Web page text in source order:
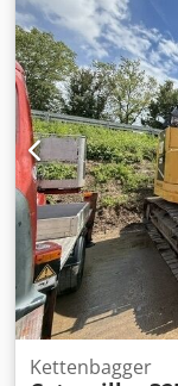
* Einsatzgewicht:
(Transportlänge:
Transporthöhe:
Compact Radius)
Zusatzhydraulik *
Kettenbagger